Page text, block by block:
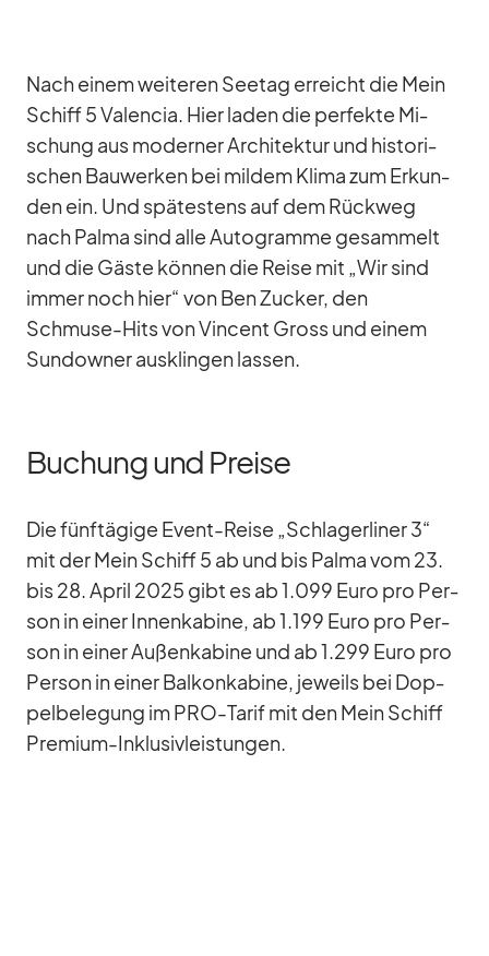
Nach ei­nem wei­te­ren See­tag er­reicht die Mein
Schiff 5 Va­len­cia. Hier la­den die per­fekte Mi­
schung aus mo­der­ner Ar­chi­tek­tur und his­to­ri­
schen Bau­wer­ken bei mil­dem Klima zum Er­kun­
den ein. Und spä­tes­tens auf dem Rück­weg
nach Palma sind alle Au­to­gramme ge­sam­melt
und die Gäste kön­nen die Reise mit „Wir sind
im­mer noch hier“ von Ben Zu­cker, den
Schmuse-Hits von Vin­cent Gross und ei­nem
Sun­dow­ner aus­klin­gen las­sen.
Buchung und Preise
Die fünf­tä­gige Event-Reise „Schla­ger­li­ner 3“
mit der Mein Schiff 5 ab und bis Palma vom 23.
bis 28. April 2025 gibt es ab 1.099 Euro pro Per­
son in ei­ner In­nen­ka­bine, ab 1.199 Euro pro Per­
son in ei­ner Au­ßen­ka­bine und ab 1.299 Euro pro
Per­son in ei­ner Bal­kon­ka­bine, je­weils bei Dop­
pel­be­le­gung im PRO-Ta­rif mit den Mein Schiff
Pre­mium-In­klu­siv­leis­tun­gen.